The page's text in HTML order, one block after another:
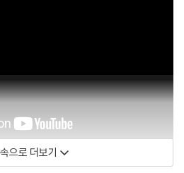
으로 더보기